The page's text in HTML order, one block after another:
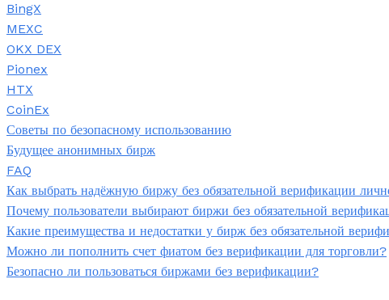
BingX
MEXC
OKX DEX
Pionex
HTX
CoinEx
Советы по безопасному использованию
Будущее анонимных бирж
FAQ
Как выбрать надёжную биржу без обязательной верификации
Почему пользователи выбирают биржи без обязательной
Какие преимущества и недостатки у бирж без обязательной
Можно ли пополнить счет фиатом без верификации для торговли?
Безопасно ли пользоваться биржами без верификации?